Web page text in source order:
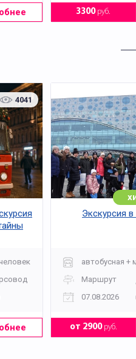
3300руб.
4041
Экскурсия
автобусная +
Маршрут
07.08.2026
от 2900руб.